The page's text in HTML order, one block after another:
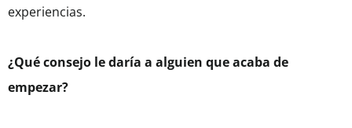
experiencias.
¿Qué consejo le daría a alguien que acaba de
empezar?